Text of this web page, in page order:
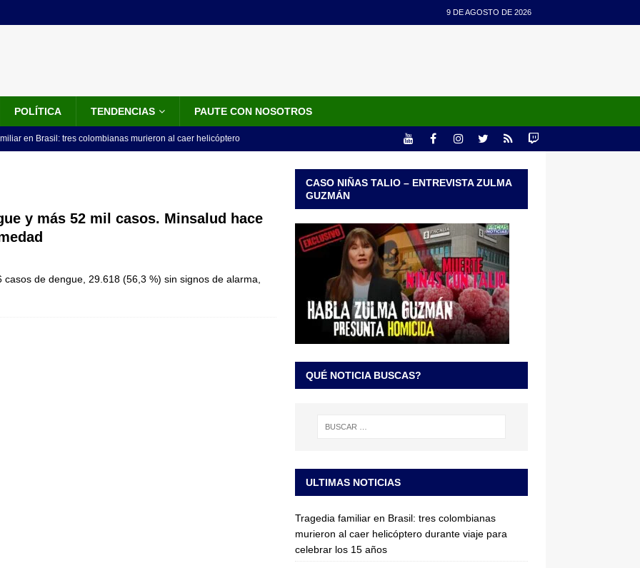
9 DE AGOSTO DE 2026
POLÍTICA TENDENCIAS PAUTE CON NOSOTROS
en Brasil: tres colombianas murieron al caer helicóptero
18 ministros que posesionó Abelardo De La Espriella: nombres,
de De La Espriella: trasladan a 117 presos de alto perfil; estos
anuncia paquete de US$1.000 millones para fortalecer la
y más 52 mil casos. Minsalud hace
de dengue, 29.618 (56,3 %) sin signos de alarma,
CASO NIÑAS TALIO – ENTREVISTA ZULMA
GUZMÁN
QUÉ NOTICIA BUSCAS?
ULTIMAS NOTICIAS
Tragedia familiar en Brasil: tres colombianas
murieron al caer helicóptero durante viaje para
celebrar los 15 años